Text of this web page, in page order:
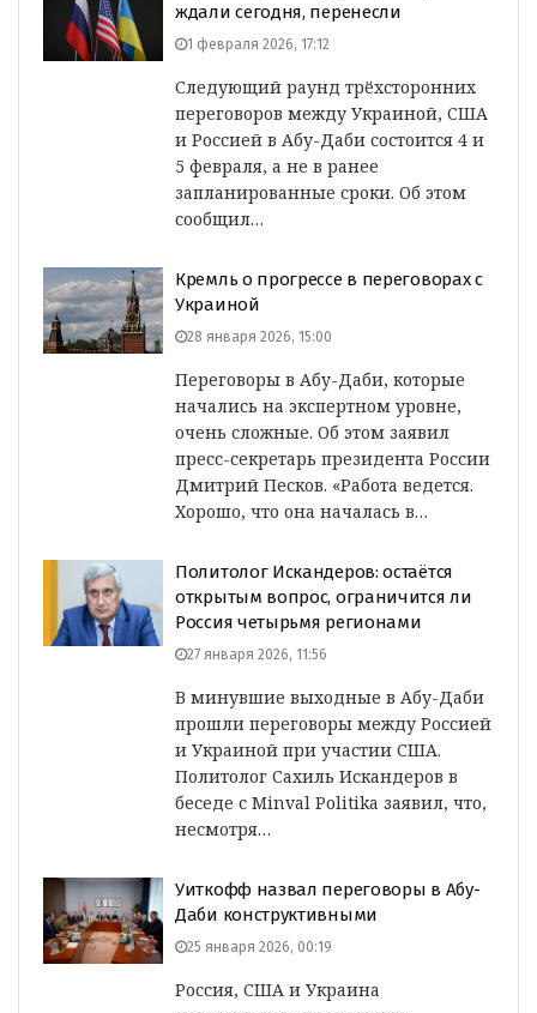
ждали сегодня, перенесли
1 февраля 2026, 17:12
Следующий раунд трёхсторонних
переговоров между Украиной, США
и Россией в Абу-Даби состоится 4 и
5 февраля, а не в ранее
запланированные сроки. Об этом
сообщил…
Кремль о прогрессе в переговорах с
Украиной
28 января 2026, 15:00
Переговоры в Абу-Даби, которые
начались на экспертном уровне,
очень сложные. Об этом заявил
пресс-секретарь президента России
Дмитрий Песков. «Работа ведется.
Хорошо, что она началась в…
Политолог Искандеров: остаётся
открытым вопрос, ограничится ли
Россия четырьмя регионами
27 января 2026, 11:56
В минувшие выходные в Абу-Даби
прошли переговоры между Россией
и Украиной при участии США.
Политолог Сахиль Искандеров в
беседе с Minval Politika заявил, что,
несмотря…
Уиткофф назвал переговоры в Абу-
Даби конструктивными
25 января 2026, 00:19
Россия, США и Украина